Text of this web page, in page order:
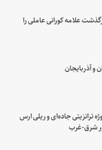
علامه کورانی عاملی را
و آذربایجان
ترانزیتی جاده‌ای و ریلی ارس
شرق-غرب